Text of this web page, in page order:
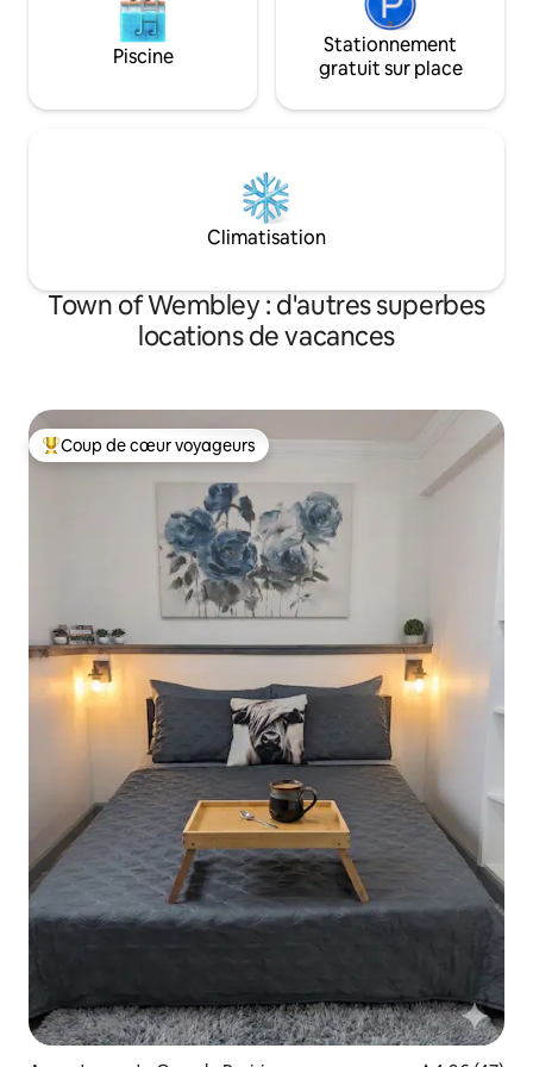
Piscine
Stationnement
gratuit sur place
Climatisation
Town of Wembley : d'autres superbes
locations de vacances
Coups de cœur voyageurs les plus appréciés
Coup de cœur voyageurs